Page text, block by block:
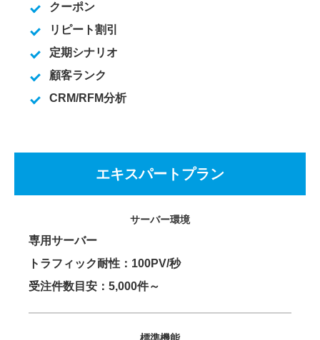
クーポン
リピート割引
定期シナリオ
顧客ランク
CRM/RFM分析
エキスパートプラン
サーバー環境
専用サーバー
トラフィック耐性：100PV/秒
受注件数目安：5,000件～